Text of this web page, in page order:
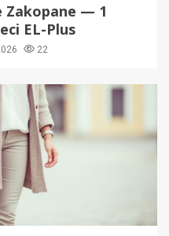
Zakopane — 1
EL-Plus
22